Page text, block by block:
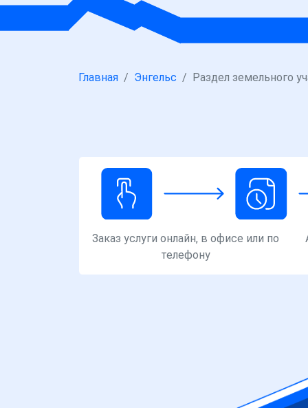
Главная Энгельс Раздел земельного
Заказ услуги онлайн, в офисе или по
телефону